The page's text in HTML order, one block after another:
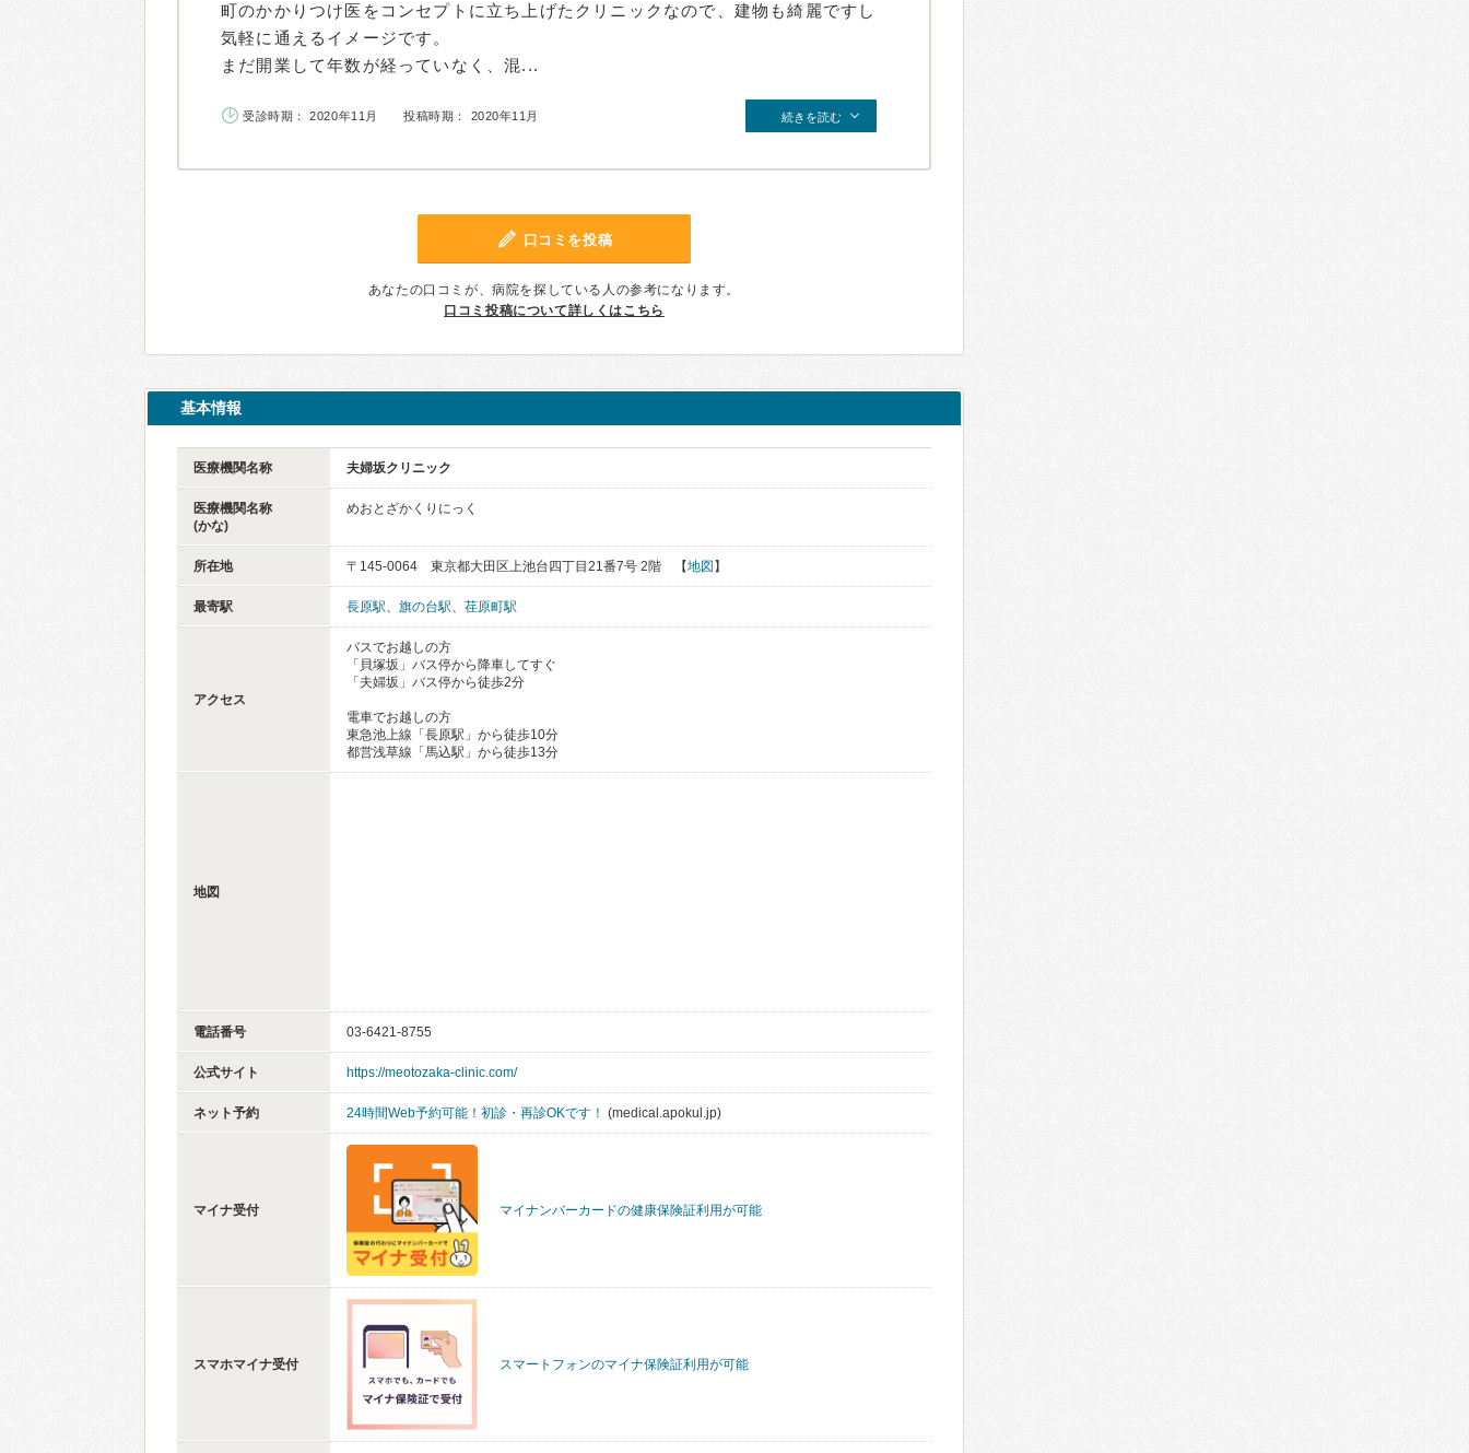
町のかかりつけ医をコンセプトに立ち上げたクリニックなので、建物も綺麗ですし
気軽に通えるイメージです。
まだ開業して年数が経っていなく、混...
受診時期： 2020年11月 投稿時期： 2020年11月 続きを読む
口コミを投稿
あなたの口コミが、病院を探している人の参考になります。
口コミ投稿について詳しくはこちら
基本情報
医療機関名称 夫婦坂クリニック
医療機関名称
(かな)
めおとざかくりにっく
所在地 〒145-0064 東京都大田区上池台四丁目21番7号 2階 【地図 】
最寄駅 長原駅、 旗の台駅、 荏原町駅
アクセス
バスでお越しの方
「貝塚坂」バス停から降車してすぐ
「夫婦坂」バス停から徒歩2分
電車でお越しの方
東急池上線「長原駅」から徒歩10分
都営浅草線「馬込駅」から徒歩13分
地図
電話番号 03-6421-8755
公式サイト https://meotozaka-clinic.com/
ネット予約 24時間Web予約可能！初診・再診OKです！ (medical.apokul.jp)
マイナ受付 マイナンバーカードの健康保険証利用が可能
スマホマイナ受付 スマートフォンのマイナ保険証利用が可能